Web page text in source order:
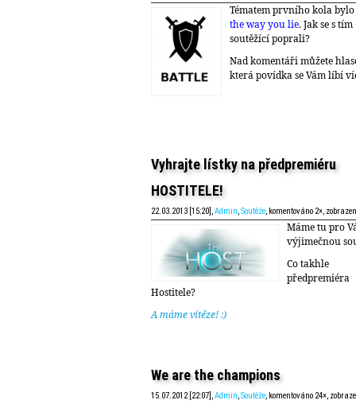
Tématem prvního kola bylo
the way you lie. Jak se s tím
soutěžící poprali?
Nad komentáři můžete
která povídka se Vám líbí
Vyhrajte lístky na předpremiéru
HOSTITELE!
22.03.2013 [15:20],Admin,Soutěže, komentováno 2×,
Máme tu pro
výjimečnou
Co takhle
předpremiéra
Hostitele?
A máme vítěze! :)
We are the champions
15.07.2012 [22:07],Admin,Soutěže, komentováno 24×,